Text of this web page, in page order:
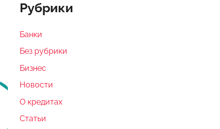
Рубрики
Банки
Без рубрики
Бизнес
Новости
О кредитах
Статьи